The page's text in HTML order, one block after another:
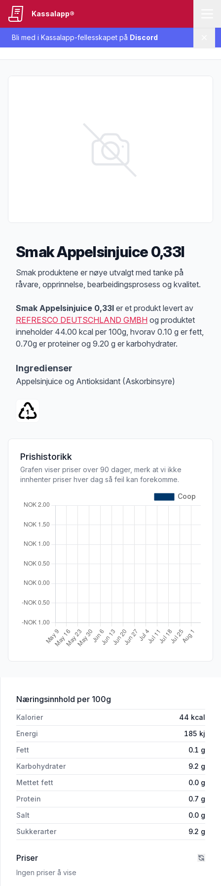
Bli med i Kassalapp-fellesskapet på Discord
Kassalapp®
Smak Appelsinjuice 0,33l
Produktbeskrivelse
Smak produktene er nøye utvalgt med tanke på
råvare, opprinnelse, bearbeidingsprosess og kvalitet.
Smak Appelsinjuice 0,33l er et produkt levert av
REFRESCO DEUTSCHLAND GMBH og produktet
inneholder 44.00 kcal per 100g, hvorav 0.10 g er fett,
0.70g er proteiner og 9.20 g er karbohydrater.
Ingredienser
Appelsinjuice og Antioksidant (Askorbinsyre)
Prishistorikk
Grafen viser priser over 90 dager, merk at vi ikke
innhenter priser hver dag så feil kan forekomme.
Næringsinnhold for 'Smak Appelsinjuice 0,33l'
per 100g
Kalorier 44 kcal
Energi
185 kj
Fett
0.1 g
Karbohydrater
9.2 g
Mettet fett
0.0 g
Protein
0.7 g
Salt
0.0 g
Sukkerarter
9.2 g
Priser
Ingen priser å vise